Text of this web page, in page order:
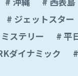
ジェットスター
ミステリー 平
ダイナミック